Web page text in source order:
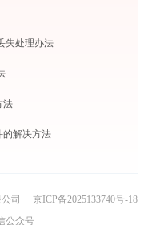
失处理办法
法
的解决方法
司
京ICP备2025133740号-18
公众号